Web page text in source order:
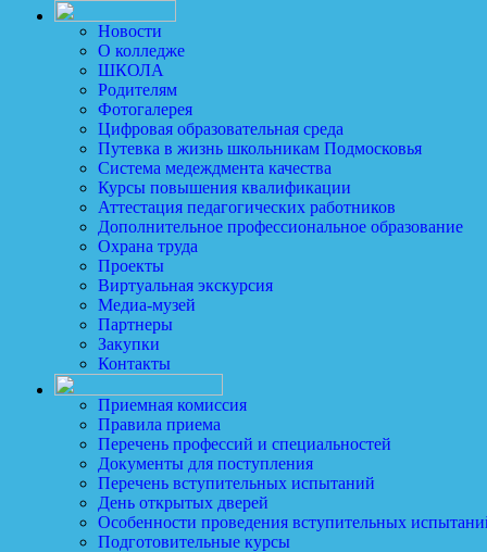
Новости
О колледже
ШКОЛА
Родителям
Фотогалерея
Цифровая образовательная среда
Путевка в жизнь школьникам Подмосковья
Система медеждмента качества
Курсы повышения квалификации
Аттестация педагогических работников
Дополнительное профессиональное образование
Охрана труда
Проекты
Виртуальная экскурсия
Медиа-музей
Партнеры
Закупки
Контакты
Приемная комиссия
Правила приема
Перечень профессий и специальностей
Документы для поступления
Перечень вступительных испытаний
День открытых дверей
Особенности проведения вступительных
Подготовительные курсы